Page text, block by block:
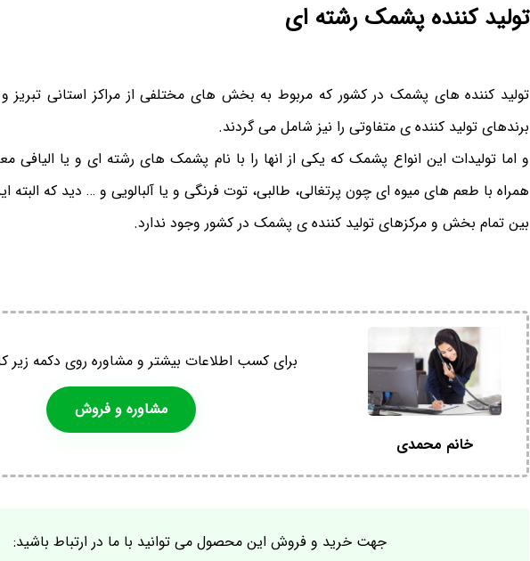
تولید کننده پشمک رشته ای
تولید کننده های پشمک در کشور که مربوط به بخش های مختلفی از مراکز استانی تبریز
برندهای تولید کننده ی متفاوتی را نیز شامل می گردند.
و اما تولیدات این انواع پشمک که یکی از انها را با نام پشمک های رشته ای و یا الیافی
همراه با طعم های میوه ای چون پرتغالی، طالبی، توت فرنگی و یا آلبالویی و … دید که
بین تمام بخش و مرکزهای تولید کننده ی پشمک در کشور وجود ندارد.
خانم محمدی
برای کسب اطلاعات بیشتر و مشاوره روی دکمه زیر
مشاوره و فروش
جهت خرید و فروش این محصول می توانید با ما در ارتباط باشید: